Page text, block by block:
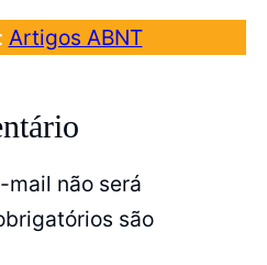
Artigos ABNT
mail não será
são